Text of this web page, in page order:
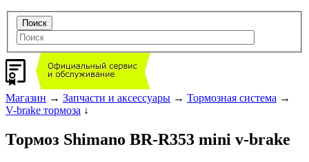
Магазин → Запчасти и аксессуары → Тормозная система →
V-brake тормоза ↓
Тормоз Shimano BR-R353 mini v-brake